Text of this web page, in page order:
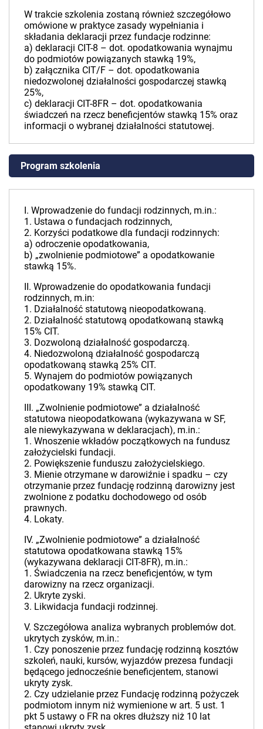
W trakcie szkolenia zostaną również szczegółowo
omówione w praktyce zasady wypełniania i
składania deklaracji przez fundacje rodzinne:
a) deklaracji CIT-8 – dot. opodatkowania wynajmu
do podmiotów powiązanych stawką 19%,
b) załącznika CIT/F – dot. opodatkowania
niedozwolonej działalności gospodarczej stawką
25%,
c) deklaracji CIT-8FR – dot. opodatkowania
świadczeń na rzecz beneficjentów stawką 15% oraz
informacji o wybranej działalności statutowej.
Program szkolenia
I. Wprowadzenie do fundacji rodzinnych, m.in.:
1. Ustawa o fundacjach rodzinnych,
2. Korzyści podatkowe dla fundacji rodzinnych:
a) odroczenie opodatkowania,
b) „zwolnienie podmiotowe” a opodatkowanie
stawką 15%.
II. Wprowadzenie do opodatkowania fundacji
rodzinnych, m.in:
1. Działalność statutową nieopodatkowaną.
2. Działalność statutową opodatkowaną stawką
15% CIT.
3. Dozwoloną działalność gospodarczą.
4. Niedozwoloną działalność gospodarczą
opodatkowaną stawką 25% CIT.
5. Wynajem do podmiotów powiązanych
opodatkowany 19% stawką CIT.
III. „Zwolnienie podmiotowe” a działalność
statutowa nieopodatkowana (wykazywana w SF,
ale niewykazywana w deklaracjach), m.in.:
1. Wnoszenie wkładów początkowych na fundusz
założycielski fundacji.
2. Powiększenie funduszu założycielskiego.
3. Mienie otrzymane w darowiźnie i spadku – czy
otrzymanie przez fundację rodzinną darowizny jest
zwolnione z podatku dochodowego od osób
prawnych.
4. Lokaty.
IV. „Zwolnienie podmiotowe” a działalność
statutowa opodatkowana stawką 15%
(wykazywana deklaracji CIT-8FR), m.in.:
1. Świadczenia na rzecz beneficjentów, w tym
darowizny na rzecz organizacji.
2. Ukryte zyski.
3. Likwidacja fundacji rodzinnej.
V. Szczegółowa analiza wybranych problemów dot.
ukrytych zysków, m.in.:
1. Czy ponoszenie przez fundację rodzinną kosztów
szkoleń, nauki, kursów, wyjazdów prezesa fundacji
będącego jednocześnie beneficjentem, stanowi
ukryty zysk.
2. Czy udzielanie przez Fundację rodzinną pożyczek
podmiotom innym niż wymienione w art. 5 ust. 1
pkt 5 ustawy o FR na okres dłuższy niż 10 lat